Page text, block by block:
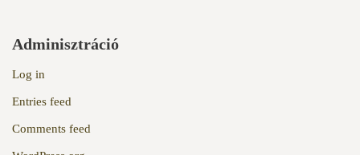
Adminisztráció
Log in
Entries feed
Comments feed